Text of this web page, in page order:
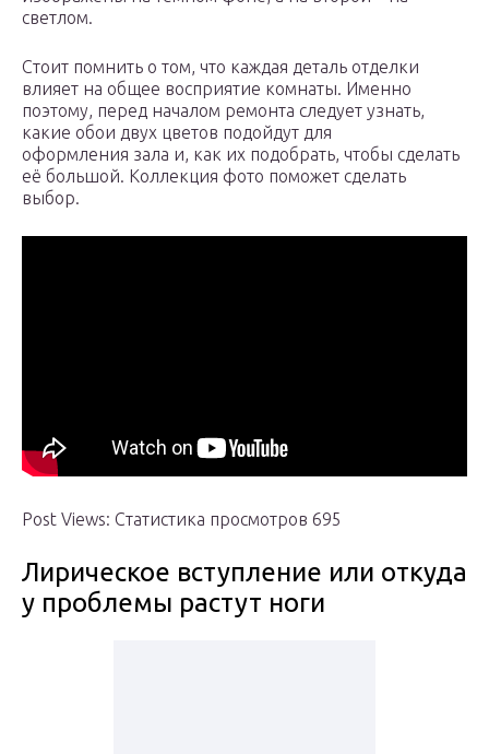
светлом.
Стоит помнить о том, что каждая деталь отделки
влияет на общее восприятие комнаты. Именно
поэтому, перед началом ремонта следует узнать,
какие обои двух цветов подойдут для
оформления зала и, как их подобрать, чтобы сделать
её большой. Коллекция фото поможет сделать
выбор.
Post Views: Статистика просмотров 695
Лирическое вступление или откуда
у проблемы растут ноги